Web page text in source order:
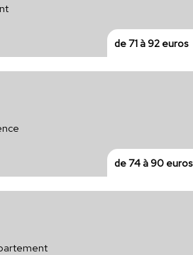
de 71 à 92 euros
de 74 à 90 euros